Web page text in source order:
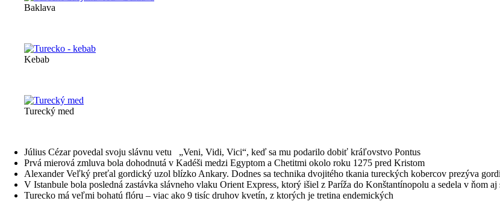
Baklava
Kebab
Turecký med
Július Cézar povedal svoju slávnu vetu „Veni, Vidi, Vici“, keď sa mu podarilo dobiť kráľovstvo Pontus
Prvá mierová zmluva bola dohodnutá v Kadéši medzi Egyptom a Chetitmi okolo roku 1275 pred Kristom
Alexander Veľký preťal gordický uzol blízko Ankary. Dodnes sa technika dvojitého tkania tureckých kobercov prezýva
V Istanbule bola posledná zastávka slávneho vlaku Orient Express, ktorý išiel z Paríža do Konštantínopolu a sedela v ňom
Turecko má veľmi bohatú flóru – viac ako 9 tisíc druhov kvetín, z ktorých je tretina endemických